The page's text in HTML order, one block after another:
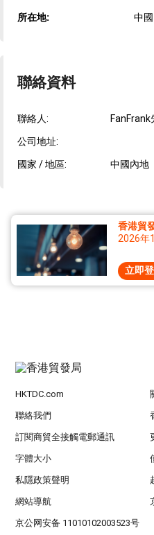
所在地: 中
聯絡資料
聯絡人: FanFrank
公司地址:
國家 / 地區: 中國內地
香港貿
2026年
立即
HKTDC.com
聯絡我們
訂閱商貿全接觸電郵通訊
字體大小
私隱政策聲明
網站導航
京公网安备 11010102003523号